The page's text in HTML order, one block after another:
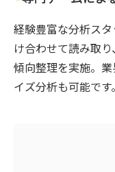
経験豊富な分析ス
け合わせて読み取
傾向整理を実施。
イズ分析も可能です。